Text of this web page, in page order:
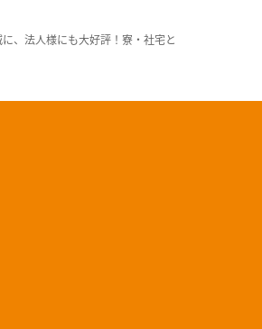
、法人様にも大好評！寮・社宅と